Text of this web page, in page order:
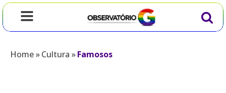
Home»Cultura »Famosos